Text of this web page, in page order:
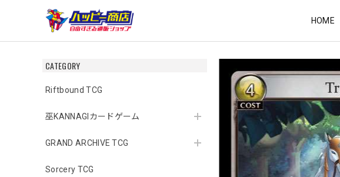
HOME
CATEGORY
Riftbound TCG
巫KANNAGIカードゲーム
GRAND ARCHIVE TCG
Sorcery TCG